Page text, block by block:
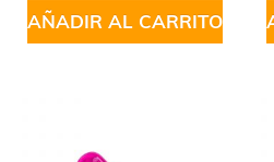
AÑADIR AL CARRITO